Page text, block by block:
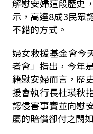
解慰安婦這段歷史
示，高達8成3民眾
不錯的方式。
婦女救援基金會今
者會」指出，今年
籍慰安婦而言，歷
援會執行長杜瑛秋
認侵害事實並向慰
屬的賠償卻付之闕